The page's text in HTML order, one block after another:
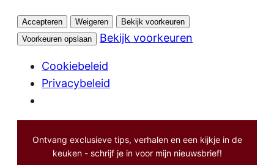
Accepteren Weigeren
Bekijk voorkeuren
Voorkeuren opslaan
Bekijk voorkeuren
Cookiebeleid
Privacybeleid
Ontvang exclusieve tips, verhalen en een kijkje in de
keuken - schrijf je in voor mijn nieuwsbrief!